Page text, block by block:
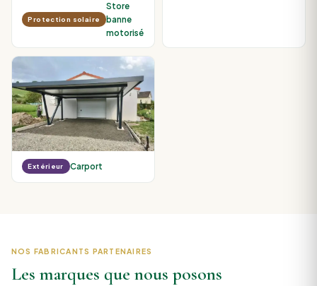
Protection solaire
Store
banne
motorisé
Extérieur Carport
NOS FABRICANTS PARTENAIRES
Les marques que nous posons